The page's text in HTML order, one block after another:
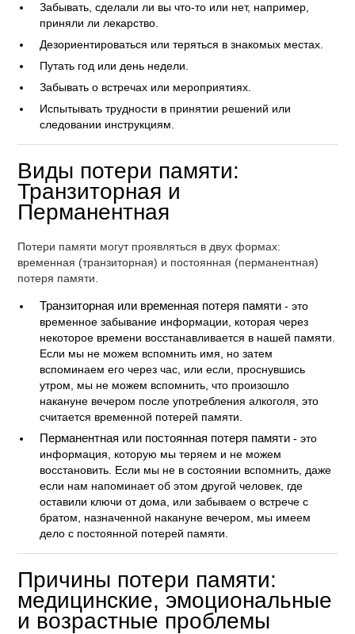
Забывать, сделали ли вы что-то или нет, например,
приняли ли лекарство.
Дезориентироваться или теряться в знакомых местах.
Путать год или день недели.
Забывать о встречах или мероприятиях.
Испытывать трудности в принятии решений или
следовании инструкциям.
Виды потери памяти:
Транзиторная и
Перманентная
Потери памяти могут проявляться в двух формах:
временная (транзиторная) и постоянная (перманентная)
потеря памяти.
Транзиторная или временная потеря памяти - это
временное забывание информации, которая через
некоторое времени восстанавливается в нашей памяти.
Если мы не можем вспомнить имя, но затем
вспоминаем его через час, или если, проснувшись
утром, мы не можем вспомнить, что произошло
накануне вечером после употребления алкоголя, это
считается временной потерей памяти.
Перманентная или постоянная потеря памяти - это
информация, которую мы теряем и не можем
восстановить. Если мы не в состоянии вспомнить, даже
если нам напоминает об этом другой человек, где
оставили ключи от дома, или забываем о встрече с
братом, назначенной накануне вечером, мы имеем
дело с постоянной потерей памяти.
Причины потери памяти:
медицинские, эмоциональные
и возрастные проблемы